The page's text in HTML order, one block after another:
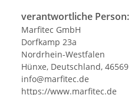
verantwortliche Person:
Marfitec GmbH
Dorfkamp 23a
Nordrhein-Westfalen
Hünxe, Deutschland, 46569
info@marfitec.de
https://www.marfitec.de